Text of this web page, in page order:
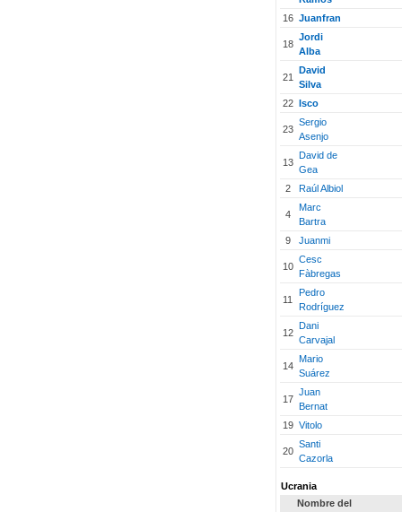
16 Juanfran
18
Jordi
Alba
21
David
Silva
22 Isco
23
Sergio
Asenjo
13
David de
Gea
2 Raúl Albiol
4
Marc
Bartra
9 Juanmi
10
Cesc
Fàbregas
11
Pedro
Rodríguez
12
Dani
Carvajal
14
Mario
Suárez
17
Juan
Bernat
19 Vitolo
20
Santi
Cazorla
Ucrania
Nombre del